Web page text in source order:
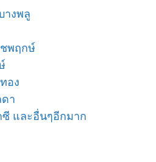
างพลู
พฤกษ์
อง
า
และอื่นๆอีกมาก